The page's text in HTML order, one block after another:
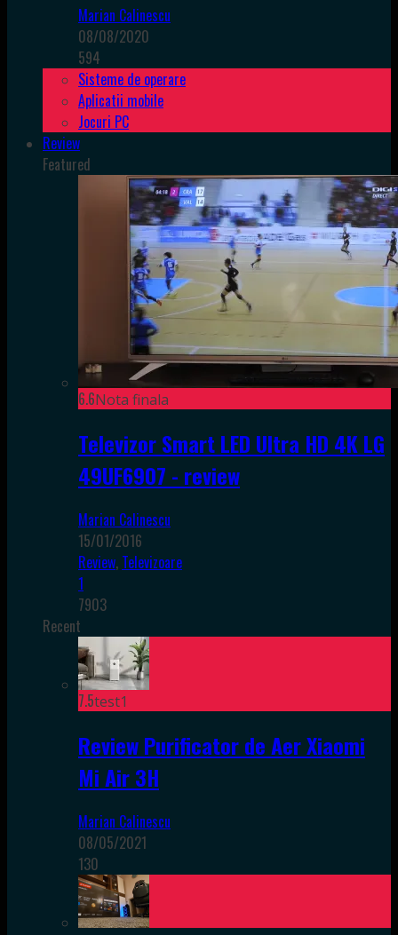
Marian Calinescu
08/08/2020
594
Sisteme de operare
Aplicatii mobile
Jocuri PC
Review
Featured
6.6Nota finala
Televizor Smart LED Ultra HD 4K LG
49UF6907 - review
Marian Calinescu
15/01/2016
Review, Televizoare
1
7903
Recent
7.5test1
Review Purificator de Aer Xiaomi
Mi Air 3H
Marian Calinescu
08/05/2021
130